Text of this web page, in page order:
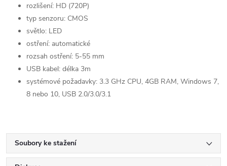
rozlišení: HD (720P)
typ senzoru: CMOS
světlo: LED
ostření: automatické
rozsah ostření: 5-55 mm
USB kabel: délka 3m
systémové požadavky: 3.3 GHz CPU, 4GB RAM, Windows 7,
8 nebo 10, USB 2.0/3.0/3.1
Soubory ke stažení